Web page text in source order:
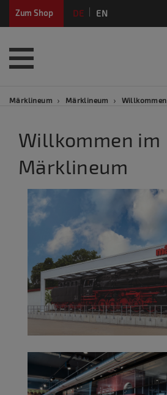
Zum Shop DE EN
Märklineum Märklineum Willkommen
Willkommen im
Märklineum